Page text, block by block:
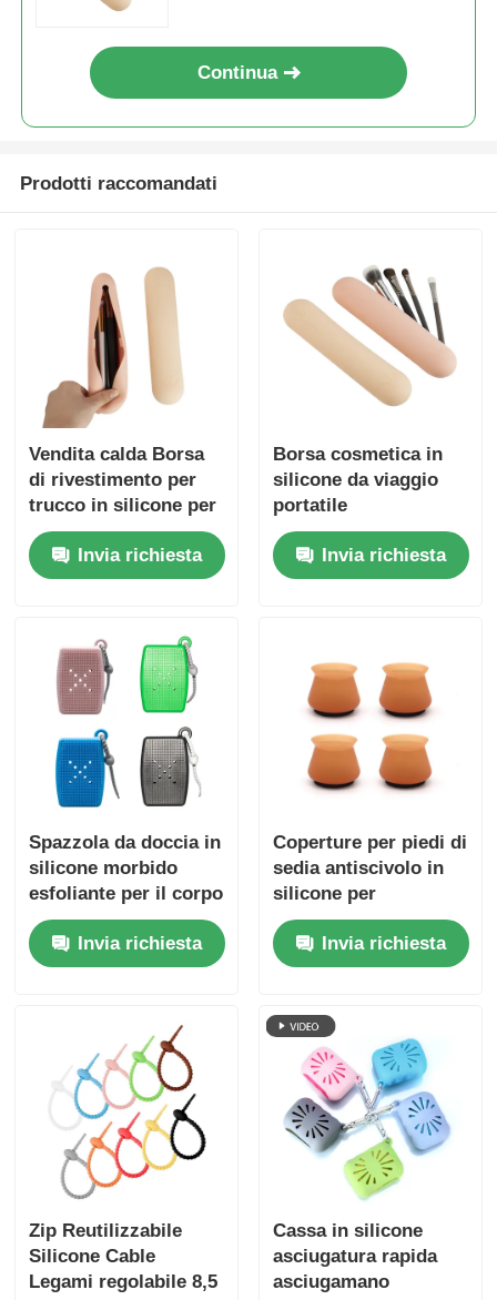
Continua
Prodotti raccomandati
Vendita calda Borsa
di rivestimento per
trucco in silicone per
viaggi portatile di
qualità alimentare
Invia richiesta
Borsa cosmetica in
silicone da viaggio
portatile
personalizzata, in
vendita nel 2025,
custodia per trucchi
Invia richiesta
Spazzola da doccia in
silicone morbido
esfoliante per il corpo
con distributore di
saponeInvia richiesta
Coperture per piedi di
sedia antiscivolo in
silicone per
proteggere le gambe
dei mobiliInvia richiesta
Zip Reutilizzabile
Silicone Cable
Legami regolabile 8,5
Cassa in silicone
asciugatura rapida
asciugamano